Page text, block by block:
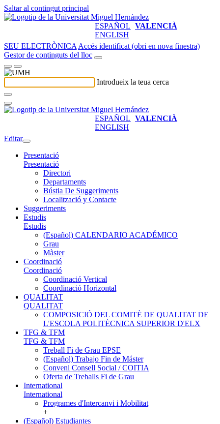
Saltar al contingut principal
ESPAÑOL VALENCIÀ
ENGLISH
SEU ELECTRÒNICA Accés identificat (obri en nova finestra)
Gestor de continguts del lloc
Introdueix la teua cerca
ESPAÑOL VALENCIÀ
ENGLISH
Editar
Presentació
Presentació
Directori
Departaments
Bústia De Suggeriments
Localització y Contacte
Suggeriments
Estudis
Estudis
(Español) CALENDARIO ACADÉMICO
Grau
Màster
Coordinació
Coordinació
Coordinació Vertical
Coordinació Horizontal
QUALITAT
QUALITAT
COMPOSICIÓ DEL COMITÈ DE QUALITAT DE
L'ESCOLA POLITÈCNICA SUPERIOR D'ELX
TFG & TFM
TFG & TFM
Treball Fi de Grau EPSE
(Español) Trabajo Fin de Máster
Conveni Consell Social / COITIA
Oferta de Treballs Fi de Grau
International
International
Programes d'Intercanvi i Mobilitat
+
(Español) Estudiantes